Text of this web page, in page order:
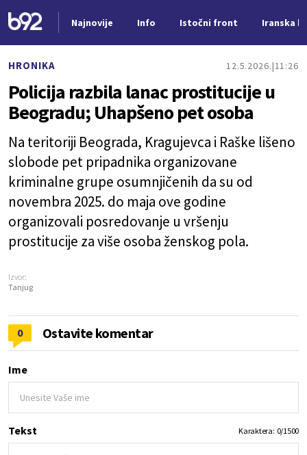
Najnovije Info Istočni front Iranska
HRONIKA 12.5.2026. 11:26
Policija razbila lanac prostitucije u
Beogradu; Uhapšeno pet osoba
Na teritoriji Beograda, Kragujevca i Raške lišeno
slobode pet pripadnika organizovane
kriminalne grupe osumnjičenih da su od
novembra 2025. do maja ove godine
organizovali posredovanje u vršenju
prostitucije za više osoba ženskog pola.
Izvor:
Tanjug
0 Ostavite komentar
Ime
Tekst Karaktera: 0/1500